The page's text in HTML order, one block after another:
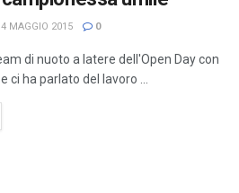
MAGGIO 2015 0
di nuoto a latere dell'Open Day con
ci ha parlato del lavoro ...